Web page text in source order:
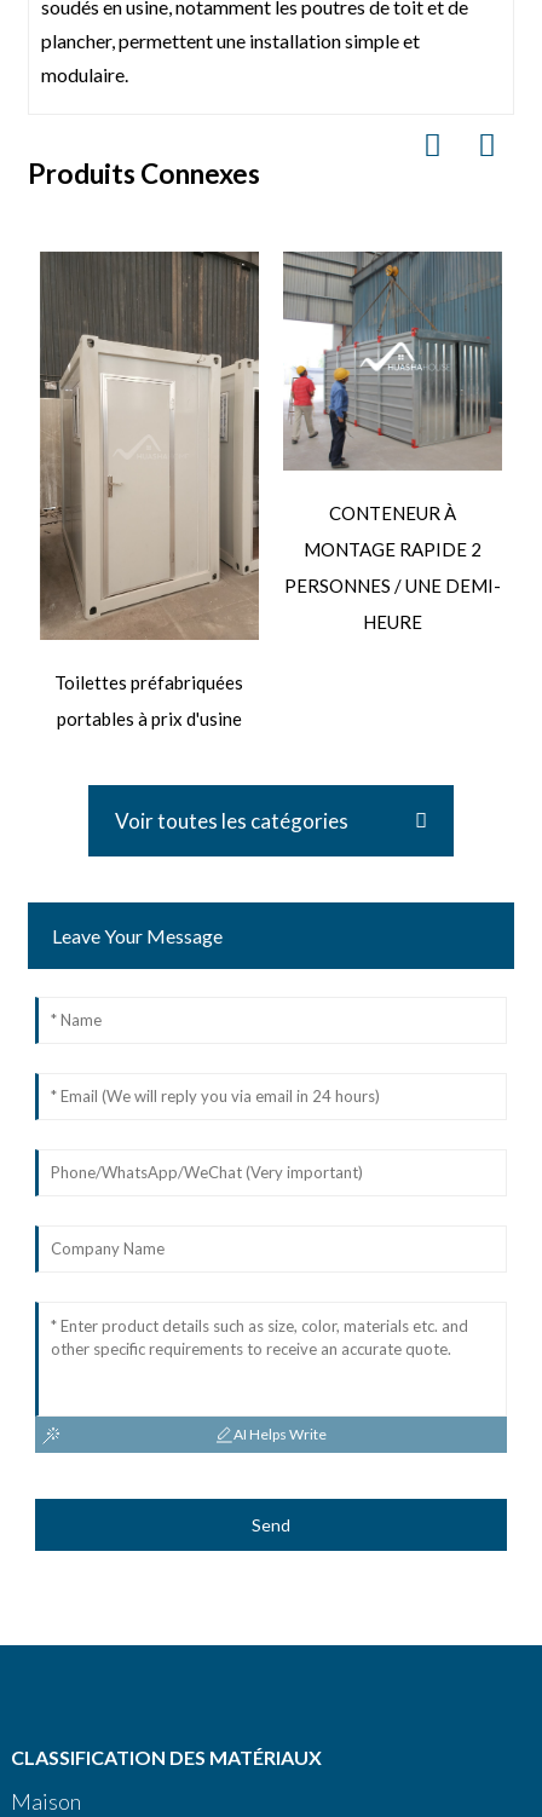
soudés en usine, notamment les poutres de toit et de
plancher, permettent une installation simple et
modulaire.
Produits Connexes
Toilettes préfabriquées
portables à prix d'usine
CONTENEUR À
MONTAGE RAPIDE 2
PERSONNES / UNE DEMI-
HEURE
Voir toutes les catégories
Leave Your Message
AI Helps Write
Send
CLASSIFICATION DES MATÉRIAUX
Maison